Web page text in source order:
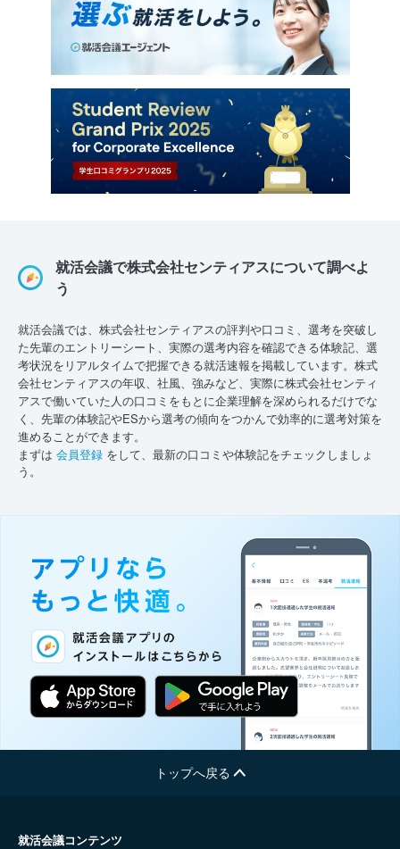
就活会議で株式会社センティアスについて調べよ
う
就活会議では、株式会社センティアスの評判や口コミ、選考を突破し
た先輩のエントリーシート、実際の選考内容を確認できる体験記、選
考状況をリアルタイムで把握できる就活速報を掲載しています。株式
会社センティアスの年収、社風、強みなど、実際に株式会社センティ
アスで働いていた人の口コミをもとに企業理解を深められるだけでな
く、先輩の体験記やESから選考の傾向をつかんで効率的に選考対策を
進めることができます。
まずは 会員登録 をして、最新の口コミや体験記をチェックしましょ
う。
トップへ戻る
就活会議コンテンツ